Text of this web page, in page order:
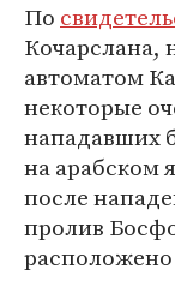
По
Кочарслана,
автоматом
некоторые
нападавших
на арабском
после
пролив
расположено